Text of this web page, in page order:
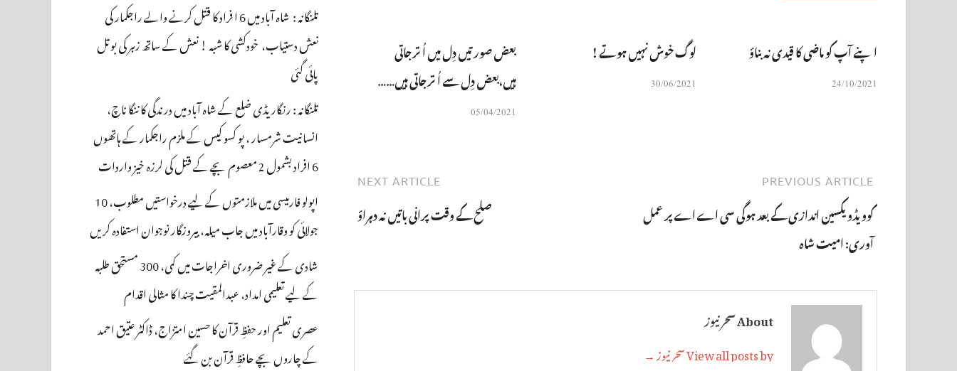
اپنے آپ کو ماضی کا قیدی نہ بناؤ
24/10/2021
لوگ خوش نہیں ہوتے !
30/06/2021
بعض صورتیں دِل میں اُترجاتی
ہیں،بعض دِل سے اُترجاتی ہیں……
05/04/2021
PREVIOUS ARTICLE
کوویڈویکسین اندازی کے بعد ہوگی سی اے اے پر عمل
آوری: امیت شاہ
NEXT ARTICLE
صلح کے وقت پرانی باتیں نہ دہراؤ
About سحر نیوز
View all posts by سحر نیوز →
تلنگانہ : شاہ آباد میں 6 ا فراد کا قتل کرنے والے راجکمار کی
نعش دستیاب، خودکشی کا شبہ ! نعش کے ساتھ زہر کی بوتل
پائی گئی
تلنگانہ : رنگاریڈی ضلع کے شاہ آباد میں درندگی کا ننگا ناچ،
انسانیت شرمسار ، پو کسو کیس کے ملزم راجکمار کے ہاتھوں
6 افراد بشمول 2 معصوم بچے کے قتل کی لرزہ خیز واردات
اپولو فارمیسی میں ملازمتوں کے لیے درخواستیں مطلوب، 10
جولائی کو وقارآباد میں جاب میلہ، بیروزگار نوجوان استفادہ کریں
شادی کے غیر ضروری اخراجات میں کمی، 300 مستحق طلبہ
کے لیے تعلیمی امداد، عبدالمقیت چندا کا مثالی اقدام
عصری تعلیم اور حفظِ قرآن کا حسین امتزاج، ڈاکٹر عتیق احمد
کے چاروں بچے حافظِ قرآن بن گئے